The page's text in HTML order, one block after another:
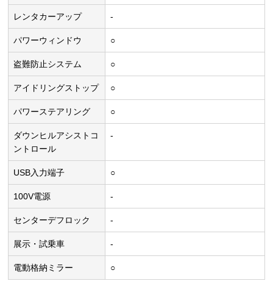
レンタカーアップ -
パワーウィンドウ ○
盗難防止システム ○
アイドリングストップ ○
パワーステアリング ○
ダウンヒルアシストコ
ントロール
-
USB入力端子 ○
100V電源 -
センターデフロック -
展示・試乗車 -
電動格納ミラー ○